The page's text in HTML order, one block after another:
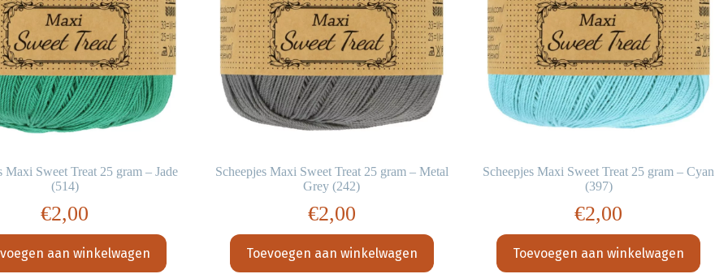
Maxi Sweet Treat 25 gram – Jade
(514)
€2,00
aan winkelwagen
Scheepjes Maxi Sweet Treat 25 gram – Metal
Grey (242)
€2,00
Toevoegen aan winkelwagen
Scheepjes Maxi Sweet Treat 25 gram – Cyan
(397)
€2,00
Toevoegen aan winkelwagen